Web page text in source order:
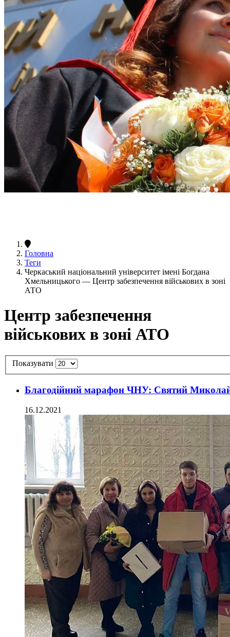
Головна
Теги
Черкаський національний університет імені Богдана
Хмельницького — Центр забезпечення військових в зоні
АТО
Центр забезпечення
військових в зоні АТО
Показувати
Благодійний марафон ЧНУ: Святий Миколай
16.12.2021